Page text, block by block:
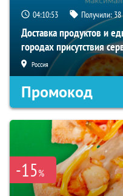
04:10:52 Получили:38
Доставка продуктов и
городах присутствия
Россия
Промокод
-15%